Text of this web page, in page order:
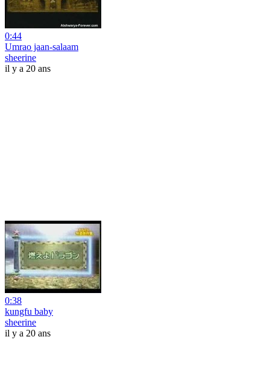
0:44
Umrao jaan-salaam
sheerine
il y a 20 ans
0:38
kungfu baby
sheerine
il y a 20 ans